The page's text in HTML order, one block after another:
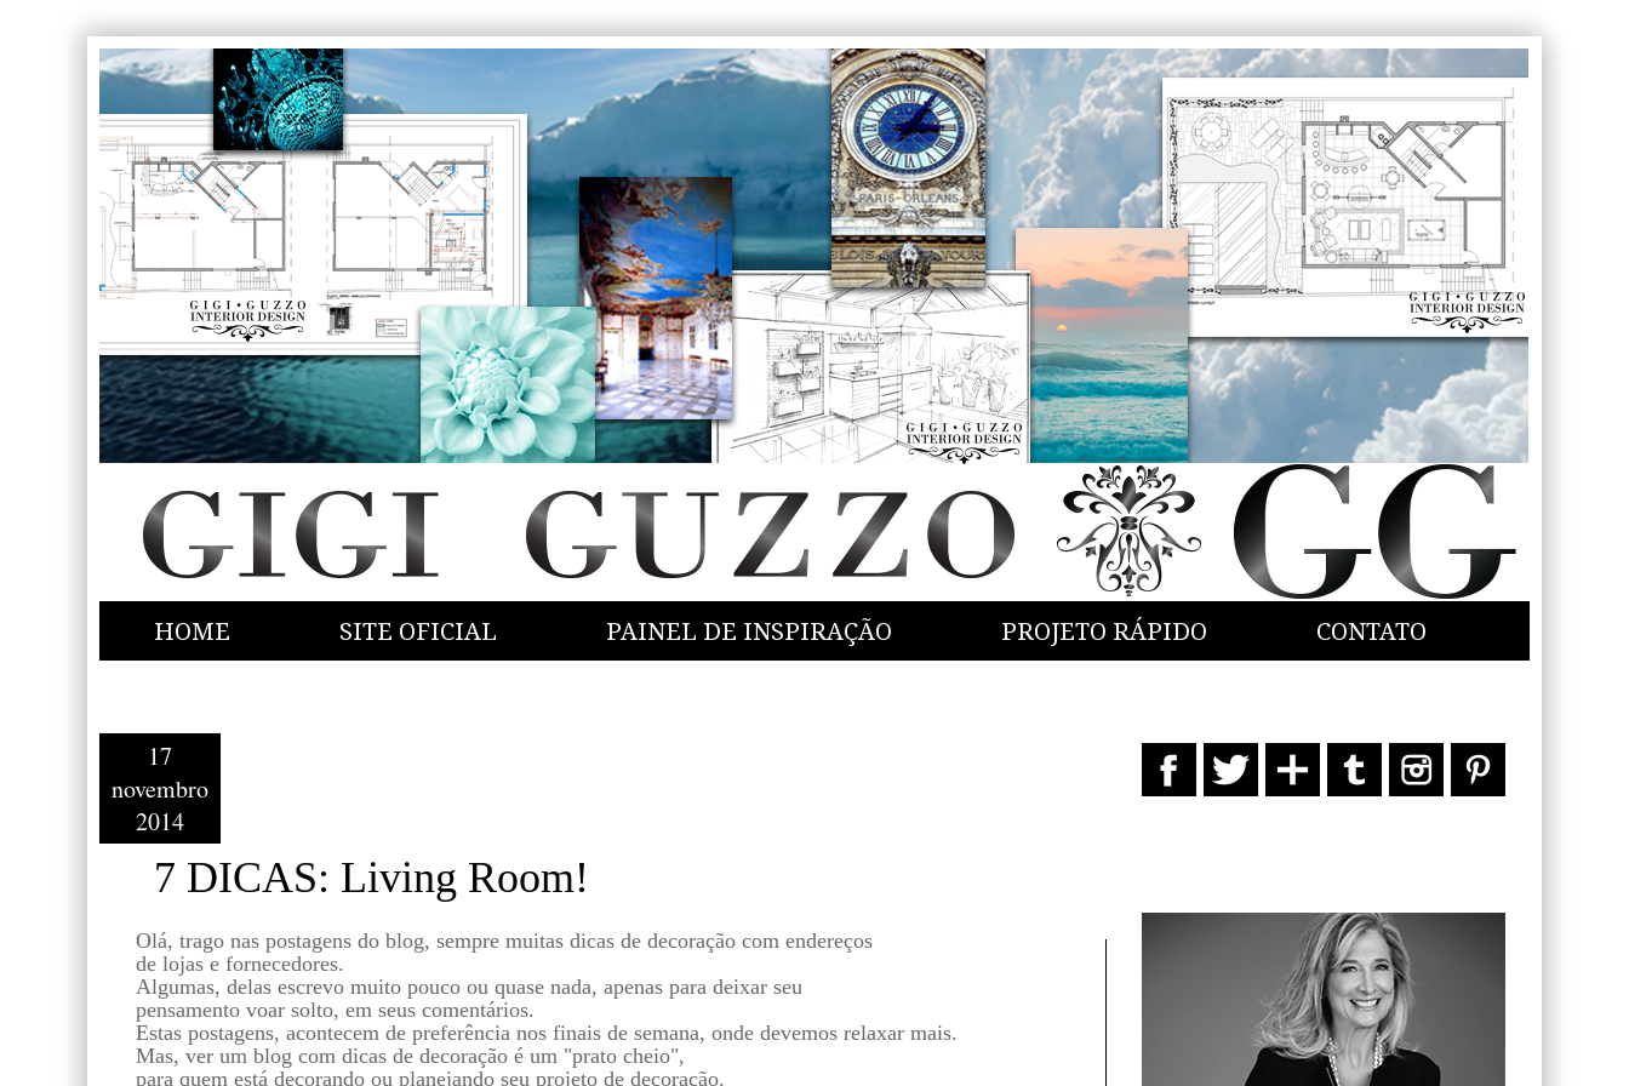
HOME SITE OFICIAL PAINEL DE INSPIRAÇÃO PROJETO RÁPIDO CONTATO
17
novembro
2014
7 DICAS: Living Room!
Olá, trago nas postagens do blog, sempre muitas dicas de decoração com endereços
de lojas e fornecedores.
Algumas, delas escrevo muito pouco ou quase nada, apenas para deixar seu
pensamento voar solto, em seus comentários.
Estas postagens, acontecem de preferência nos finais de semana, onde devemos relaxar mais.
Mas, ver um blog com dicas de decoração é um "prato cheio",
para quem está decorando ou planejando seu projeto de decoração.